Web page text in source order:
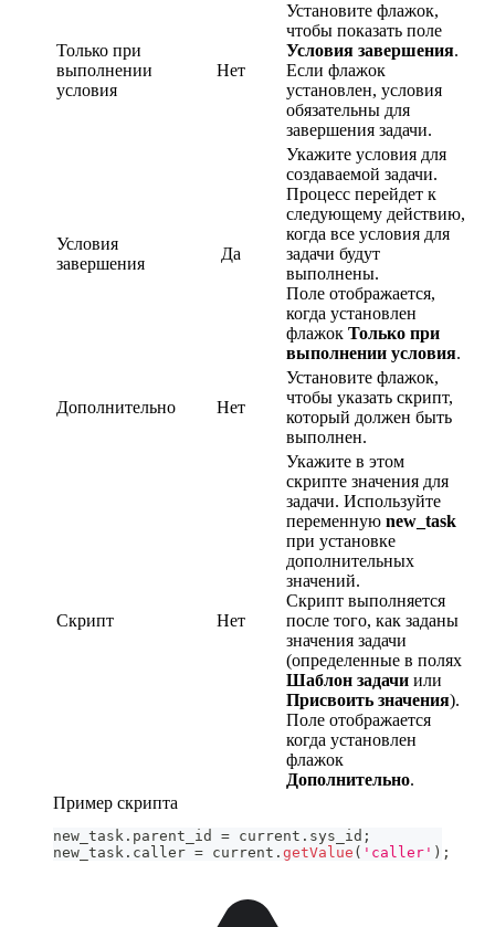
Только при
выполнении
условия
Нет
Установите флажок,
чтобы показать поле
Условия завершения.
Если флажок
установлен, условия
обязательны для
завершения задачи.
Условия
завершения
Да
Укажите условия для
создаваемой задачи.
Процесс перейдет к
следующему действию,
когда все условия для
задачи будут
выполнены.
Поле отображается,
когда установлен
флажок Только при
выполнении условия.
Дополнительно Нет
Установите флажок,
чтобы указать скрипт,
который должен быть
выполнен.
Скрипт Нет
Укажите в этом
скрипте значения для
задачи. Используйте
переменную new_task
при установке
дополнительных
значений.
Скрипт выполняется
после того, как заданы
значения задачи
(определенные в полях
Шаблон задачи или
Присвоить значения).
Поле отображается
когда установлен
флажок
Дополнительно.
Пример скрипта
new_task . parent_id = current . sys_id ;
new_task . caller = current . getValue ( 'caller' ) ;